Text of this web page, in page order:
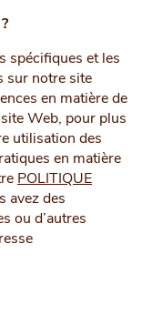
spécifiques et les
sur notre site
en matière de
Web, pour plus
utilisation des
en matière
POLITIQUE
avez des
ou d’autres